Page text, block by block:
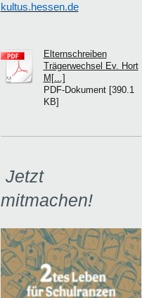
kultus.hessen.de
Elternschreiben
Trägerwechsel Ev. Hort
M[...]
PDF-Dokument [390.1
KB]
Jetzt
mitmachen!